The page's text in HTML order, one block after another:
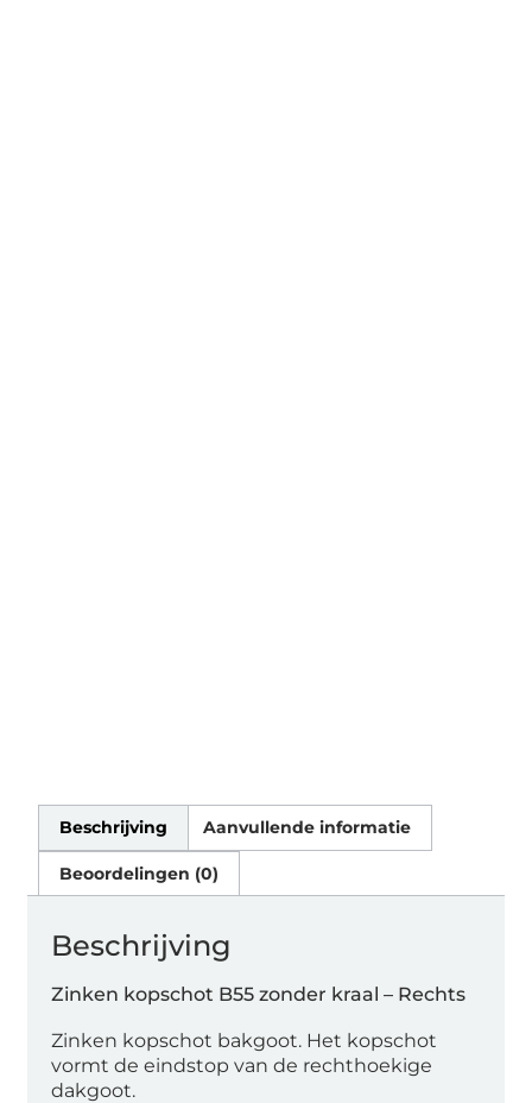
Beschrijving Aanvullende informatie
Beoordelingen (0)
Beschrijving
Zinken kopschot B55 zonder kraal – Rechts
Zinken kopschot bakgoot. Het kopschot
vormt de eindstop van de rechthoekige
dakgoot.